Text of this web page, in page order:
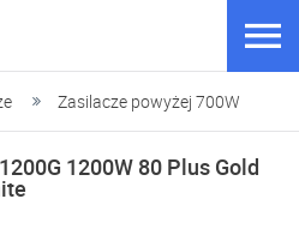
Zasilacze powyżej 700W
1200W 80 Plus Gold